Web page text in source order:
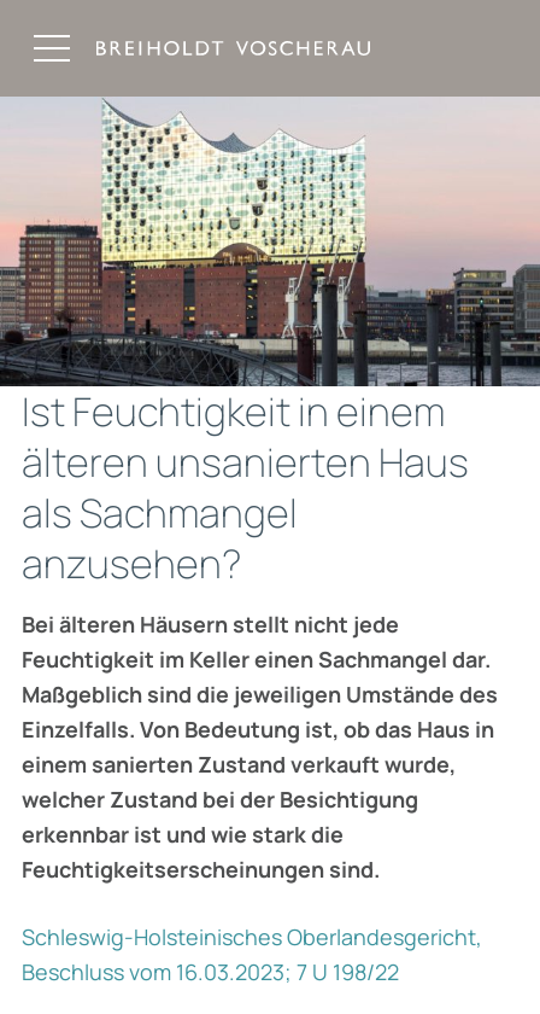
Ist Feuchtigkeit in einem
älteren unsanierten Haus
als Sachmangel
anzusehen?
Bei älteren Häusern stellt nicht jede
Feuchtigkeit im Keller einen Sachmangel dar.
Maßgeblich sind die jeweiligen Umstände des
Einzelfalls. Von Bedeutung ist, ob das Haus in
einem sanierten Zustand verkauft wurde,
welcher Zustand bei der Besichtigung
erkennbar ist und wie stark die
Feuchtigkeitserscheinungen sind.
Schleswig-Holsteinisches Oberlandesgericht,
Beschluss vom 16.03.2023; 7 U 198/22